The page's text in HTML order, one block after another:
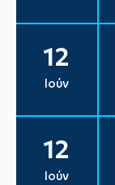
12
Ιούν
12
Ιούν